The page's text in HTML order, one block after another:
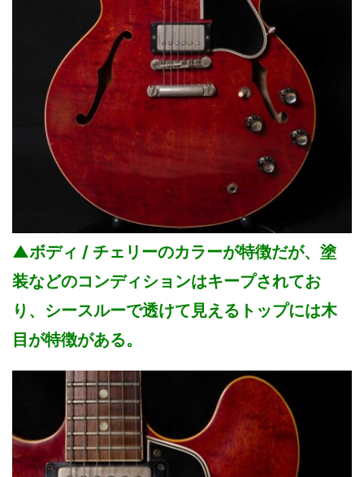
▲ボディ / チェリーのカラーが特徴だが、塗
装などのコンディションはキープされてお
り、シースルーで透けて見えるトップには木
目が特徴がある。